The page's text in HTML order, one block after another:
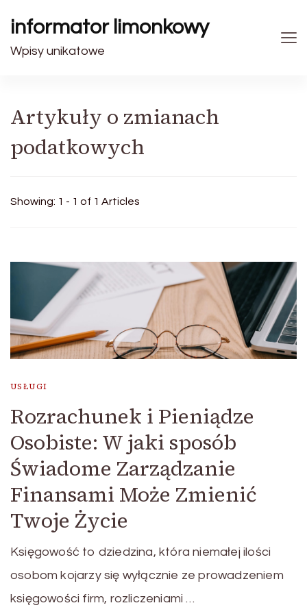
informator limonkowy
Wpisy unikatowe
Artykuły o zmianach
podatkowych
Showing: 1 - 1 of 1 Articles
USŁUGI
Rozrachunek i Pieniądze
Osobiste: W jaki sposób
Świadome Zarządzanie
Finansami Może Zmienić
Twoje Życie
Księgowość to dziedzina, która niemałej ilości
osobom kojarzy się wyłącznie ze prowadzeniem
księgowości firm, rozliczeniami …